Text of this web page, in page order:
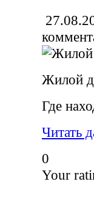
Жилой
Где
Читать
0
Your